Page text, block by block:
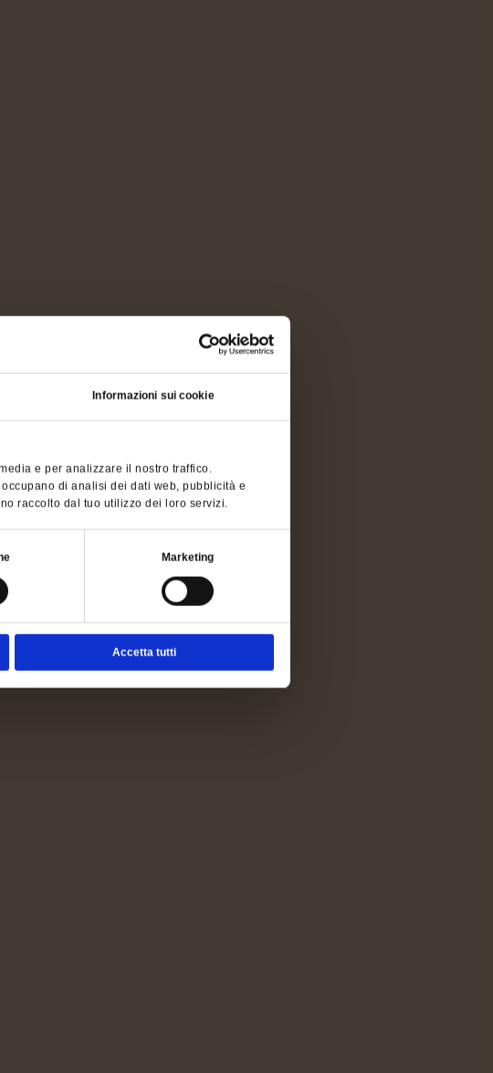
Informazioni sui cookie
e per analizzare il nostro traffico.
di analisi dei dati web, pubblicità e
raccolto dal tuo utilizzo dei loro servizi.
Marketing
Accetta tutti